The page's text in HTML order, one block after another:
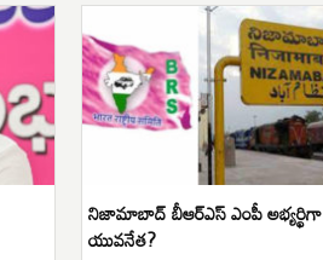
నిజామాబాద్ బీఆర్ఎస్ ఎంపీ అభ్యర్థిగా
యువనేత?